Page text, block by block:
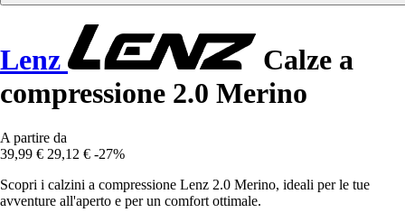
Lenz
Calze a
compressione 2.0 Merino
A partire da
39,99 € 29,12 € -27%
Scopri i calzini a compressione Lenz 2.0 Merino, ideali per le tue
avventure all'aperto e per un comfort ottimale.